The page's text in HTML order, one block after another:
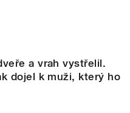
a vrah vystřelil.
dojel k muži, který ho